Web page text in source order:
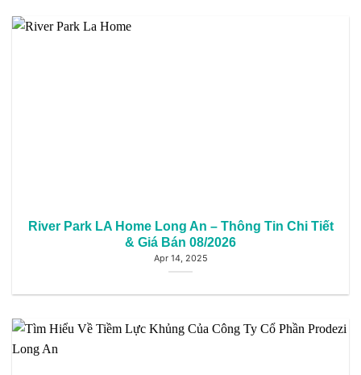
River Park LA Home Long An – Thông Tin Chi Tiết
& Giá Bán 08/2026
Apr 14, 2025